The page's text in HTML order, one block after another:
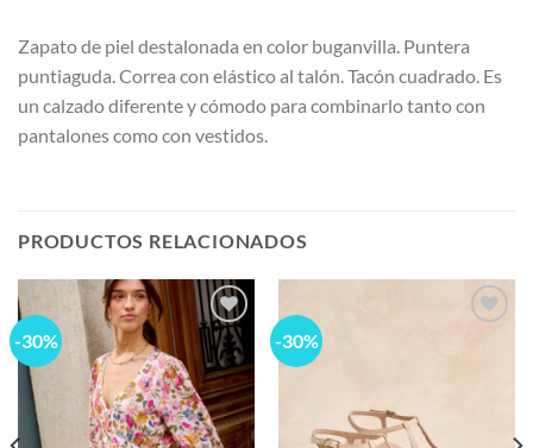
Zapato de piel destalonada en color buganvilla. Puntera
puntiaguda. Correa con elástico al talón. Tacón cuadrado. Es
un calzado diferente y cómodo para combinarlo tanto con
pantalones como con vestidos.
PRODUCTOS RELACIONADOS
-30%
Add to
wishlist
-30%